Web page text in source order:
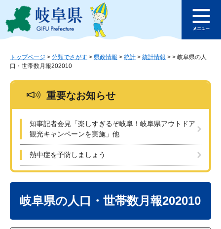
ジ
ュ
このページの本文へ
ュ
トップページ > 分類でさがす > 県政情報 > 統計 > 統計情報 > > 岐阜県の人
口・世帯数月報202010
重要なお知らせ
知事記者会見「楽しすぎるぞ岐阜！岐阜県アウトドア
観光キャンペーンを実施」他
熱中症を予防しましょう
岐阜県の人口・世帯数月報202010